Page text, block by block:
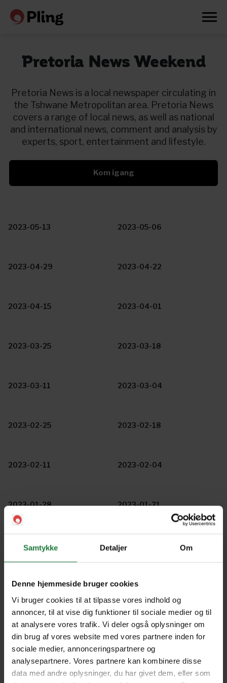
Samtykke Detaljer Om
Denne hjemmeside bruger cookies
Vi bruger cookies til at tilpasse vores indhold og
annoncer, til at vise dig funktioner til sociale medier og til
at analysere vores trafik. Vi deler også oplysninger om
din brug af vores website med vores partnere inden for
sociale medier, annonceringspartnere og
analysepartnere. Vores partnere kan kombinere disse
data med andre oplysninger, du har givet dem, eller som
Pretoria News Weekend
Pretoria News is a local newspaper circulating in
the Tshwane Metropolitan area. Pretoria News
covers a range of local news, as well as national
and international news, comment and analysis by
experts, sport, entertainment and lifestyle.
Kom igang
2023-05-13 2023-05-06
2023-04-29 2023-04-22
2023-04-15 2023-04-01
2023-03-25 2023-03-18
2023-03-11 2023-03-04
2023-02-25 2023-02-18
2023-02-11 2023-02-04
2023-01-28 2023-01-21
2023-01-14 2023-01-07
2022-12-17 2022-12-10
2022-12-03 2022-11-26
2022-11-19 2022-11-12